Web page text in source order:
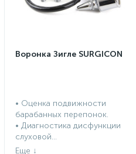
Воронка Зигле SURGICON
• Оценка подвижности
барабанных перепонок.
• Диагностика дисфункции
слуховой...